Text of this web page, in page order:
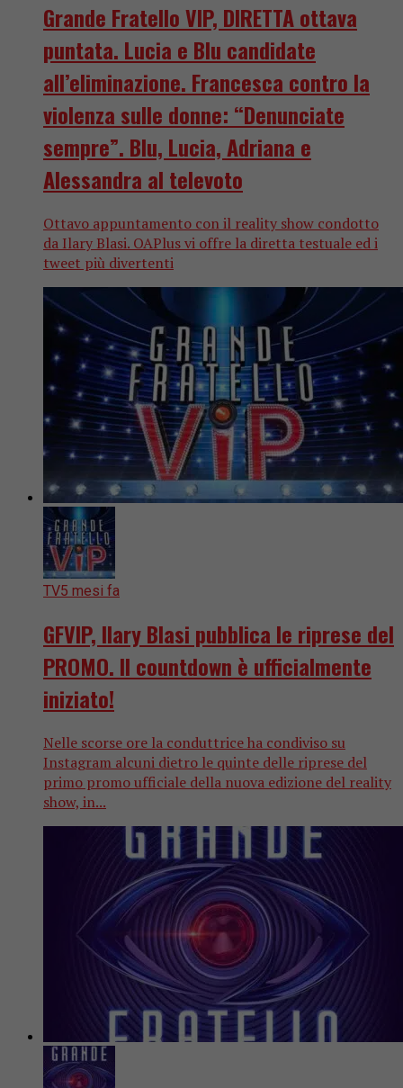
Grande Fratello VIP, DIRETTA ottava
puntata. Lucia e Blu candidate
all’eliminazione. Francesca contro la
violenza sulle donne: “Denunciate
sempre”. Blu, Lucia, Adriana e
Alessandra al televoto
Ottavo appuntamento con il reality show condotto
da Ilary Blasi. OAPlus vi offre la diretta testuale ed i
tweet più divertenti
TV5 mesi fa
GFVIP, Ilary Blasi pubblica le riprese del
PROMO. Il countdown è ufficialmente
iniziato!
Nelle scorse ore la conduttrice ha condiviso su
Instagram alcuni dietro le quinte delle riprese del
primo promo ufficiale della nuova edizione del reality
show, in...